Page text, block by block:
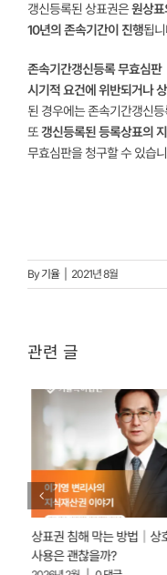
갱신등록된 상표권은원상표
10년의 존속기간이 진행됩
존속기간갱신등록 무효심판
시기적 요건에 위반되거나
된 경우에는 존속기간갱신
또갱신등록된 등록상표의
무효심판을 청구할 수 있습
By기율 2021년 8월
관련 글
상표권 침해 막는 방법｜상호
사용은 괜찮을까?